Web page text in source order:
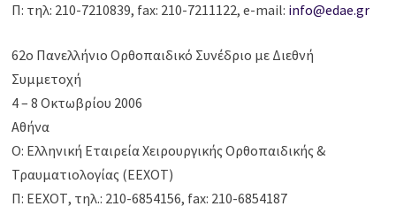
Π: τηλ: 210-7210839, fax: 210-7211122, e-mail: info@edae.gr
62ο Πανελλήνιο Ορθοπαιδικό Συνέδριο με Διεθνή
Συμμετοχή
4 – 8 Οκτωβρίου 2006
Αθήνα
Ο: Ελληνική Εταιρεία Χειρουργικής Ορθοπαιδικής &
Τραυματιολογίας (ΕΕΧΟΤ)
Π: ΕΕΧΟΤ, τηλ.: 210-6854156, fax: 210-6854187